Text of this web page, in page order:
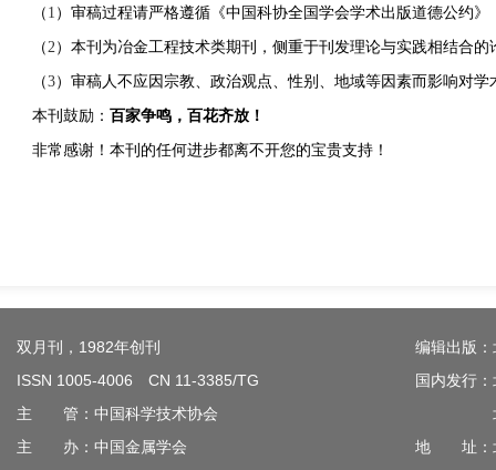
（ 1 ）审稿过程请严格遵循《中国科协全国学会学术出版道德公约
（2）本刊为冶金工程技术类期刊，侧重于刊发理论与实践相结合
（3）审稿人不应因宗教、政治观点、性别、地域等因素而影响对学
本刊鼓励： 百家争鸣，百花齐放！
非常感谢！本刊的任何进步都离不开您的宝贵支持！
双月刊，1982年创刊
ISSN 1005-4006 CN 11-3385/TG
主 管：中国科学技术协会
主 办：中国金属学会
编辑出版
国内发行
北京钢
地 址：北